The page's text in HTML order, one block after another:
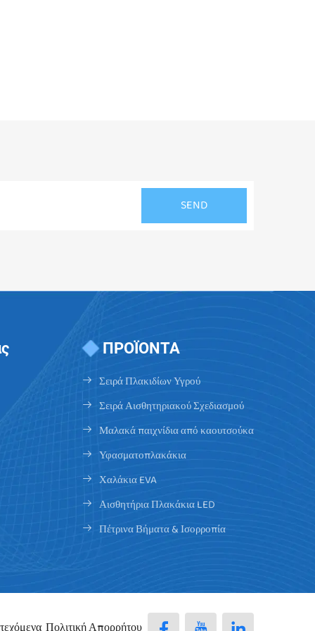
ΠΡΟΪΟΝΤΑ
Σειρά Πλακιδίων Υγρού
Σειρά Αισθητηριακού Σχεδιασμού
Μαλακά παιχνίδια από καουτσούκα
Υφασματοπλακάκια
Χαλάκια EVA
Αισθητήρια Πλακάκια LED
Πέτρινα Βήματα & Ισορροπία